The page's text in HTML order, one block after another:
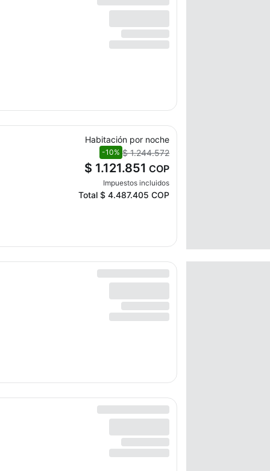
Habitación por noche
-10% $ 1.244.572
$ 1.121.851 COP
Impuestos incluidos
Total$ 4.487.405 COP